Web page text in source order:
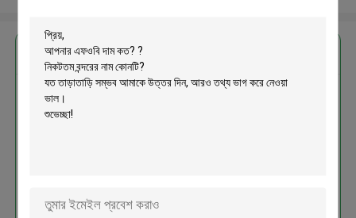
এর সেরা মূল্য পান